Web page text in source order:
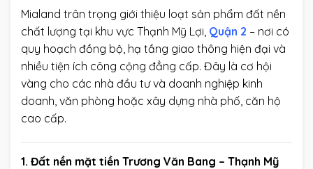
Mialand trân trọng giới thiệu loạt sản phẩm đất nền
chất lượng tại khu vực Thạnh Mỹ Lợi, Quận 2 – nơi có
quy hoạch đồng bộ, hạ tầng giao thông hiện đại và
nhiều tiện ích công cộng đẳng cấp. Đây là cơ hội
vàng cho các nhà đầu tư và doanh nghiệp kinh
doanh, văn phòng hoặc xây dựng nhà phố, căn hộ
cao cấp.
1. Đất nền mặt tiền Trương Văn Bang – Thạnh Mỹ